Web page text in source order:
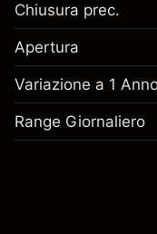
Chiusura prec.
Apertura
Variazione a 1
Range Giornaliero